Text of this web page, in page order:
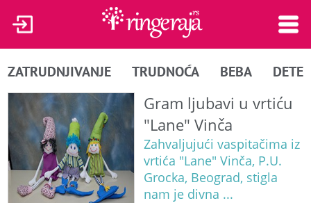
ZATRUDNJIVANJE TRUDNOĆA BEBA DETE
Gram ljubavi u vrtiću
"Lane" Vinča
Zahvaljujući vaspitačima iz
vrtića "Lane" Vinča, P.U.
Grocka, Beograd, stigla
nam je divna ...